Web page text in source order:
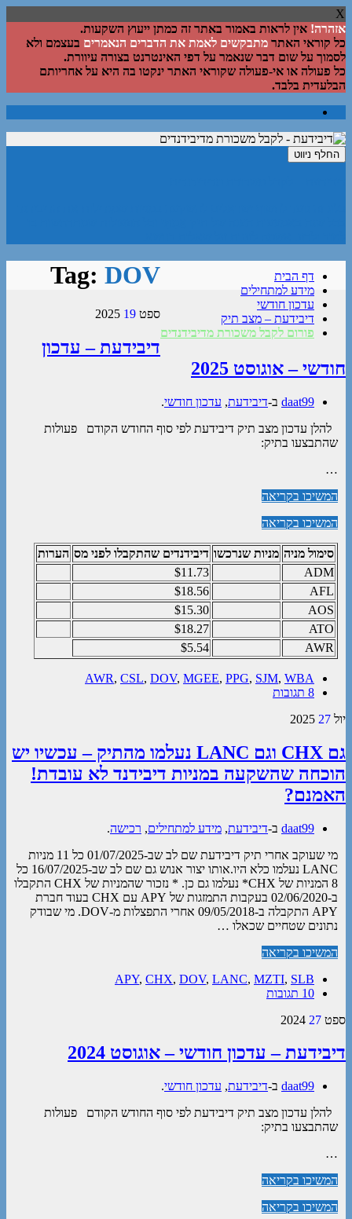
X
אזהרה! אין לראות באמור באתר זה כמתן ייעוץ השקעות.
כל קוראי האתר מתבקשים לאמת את הדברים הנאמרים בעצמם ולא
לסמוך על שום דבר שנאמר על דפי האינטרנט בצורה עיוורת.
כל פעולה או אי-פעולה שקוראי האתר ינקטו בה היא על אחריותם
הבלעדית בלבד.
החלף ניווט
דף הבית
מידע למתחילים
עדכון חודשי
דיבידעת – מצב תיק
פורום לקבל משכורת מדיבידנדים
Tag: DOV
ספט 19
2025
דיבידעת – עדכון
חודשי – אוגוסט 2025
daat99 ב-דיבידעת, עדכון חודשי.
להלן עדכון מצב תיק דיבידעת לפי סוף החודש הקודם פעולות
שהתבצעו בתיק:
…
המשיכו בקריאה
המשיכו בקריאה
סימול מניה מניות שנרכשו דיבידנדים שהתקבלו לפני מס הערות
ADM
$11.73
AFL
$18.56
AOS
$15.30
ATO
$18.27
AWR
$5.54
AWR, CSL, DOV, MGEE, PPG, SJM, WBA
8 תגובות
יול 27
2025
גם CHX וגם LANC נעלמו מהתיק – עכשיו יש
הוכחה שהשקעה במניות דיבידנד לא עובדת!
האמנם?
daat99 ב-דיבידעת, מידע למתחילים, רכישה.
מי שעוקב אחרי תיק דיבידעת שם לב שב-01/07/2025 כל 11 מניות
LANC נעלמו כלא היו.אותו יצור אנוש גם שם לב שב-16/07/2025 כל
8 המניות של CHX* נעלמו גם כן. * נזכור שהמניות של CHX התקבלו
ב-02/06/2020 בעקבות התמזגות של APY עם CHX בעוד חברת
APY התקבלה ב-09/05/2018 אחרי התפצלות מ-DOV. מי שבודק
נתונים שטחיים שכאלו …
המשיכו בקריאה
APY, CHX, DOV, LANC, MZTI, SLB
10 תגובות
ספט 27
2024
דיבידעת – עדכון חודשי – אוגוסט 2024
daat99 ב-דיבידעת, עדכון חודשי.
להלן עדכון מצב תיק דיבידעת לפי סוף החודש הקודם פעולות
שהתבצעו בתיק:
…
המשיכו בקריאה
המשיכו בקריאה